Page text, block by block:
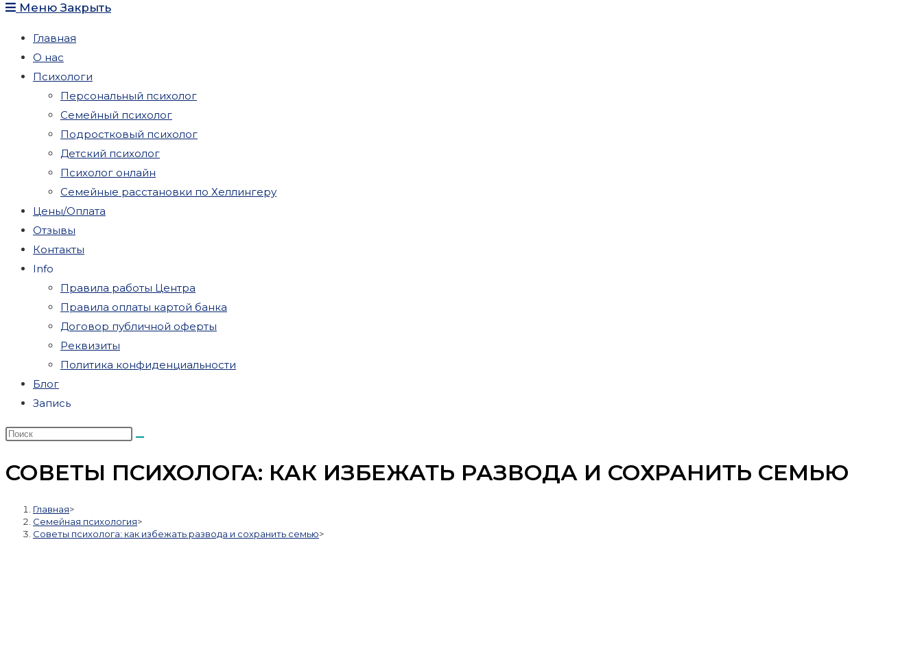
Меню Закрыть
Главная
О нас
Психологи
Персональный психолог
Семейный психолог
Подростковый психолог
Детский психолог
Психолог онлайн
Семейные расстановки по Хеллингеру
Цены/Оплата
Отзывы
Контакты
Info
Правила работы Центра
Правила оплаты картой банка
Договор публичной оферты
Реквизиты
Политика конфиденциальности
Блог
Запись
СОВЕТЫ ПСИХОЛОГА: КАК ИЗБЕЖАТЬ РАЗВОДА И СОХРАНИТЬ СЕМЬЮ
Главная>
Семейная психология>
Советы психолога: как избежать развода и сохранить семью>